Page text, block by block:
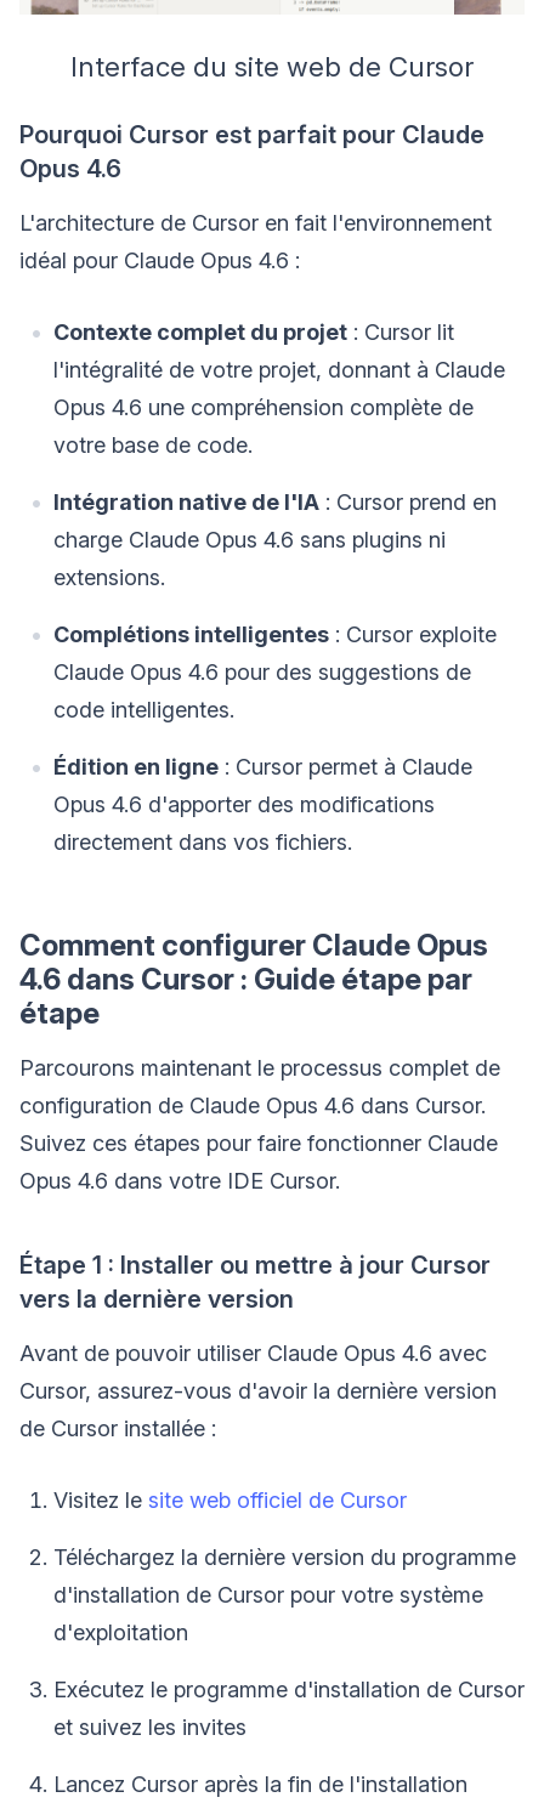
Interface du site web de Cursor
Pourquoi Cursor est parfait pour Claude
Opus 4.6
L'architecture de Cursor en fait l'environnement
idéal pour Claude Opus 4.6 :
Contexte complet du projet : Cursor lit
l'intégralité de votre projet, donnant à Claude
Opus 4.6 une compréhension complète de
votre base de code.
Intégration native de l'IA : Cursor prend en
charge Claude Opus 4.6 sans plugins ni
extensions.
Complétions intelligentes : Cursor exploite
Claude Opus 4.6 pour des suggestions de
code intelligentes.
Édition en ligne : Cursor permet à Claude
Opus 4.6 d'apporter des modifications
directement dans vos fichiers.
Comment configurer Claude Opus
4.6 dans Cursor : Guide étape par
étape
Parcourons maintenant le processus complet de
configuration de Claude Opus 4.6 dans Cursor.
Suivez ces étapes pour faire fonctionner Claude
Opus 4.6 dans votre IDE Cursor.
Étape 1 : Installer ou mettre à jour Cursor
vers la dernière version
Avant de pouvoir utiliser Claude Opus 4.6 avec
Cursor, assurez-vous d'avoir la dernière version
de Cursor installée :
Visitez le site web officiel de Cursor
Téléchargez la dernière version du programme
d'installation de Cursor pour votre système
d'exploitation
Exécutez le programme d'installation de Cursor
et suivez les invites
Lancez Cursor après la fin de l'installation